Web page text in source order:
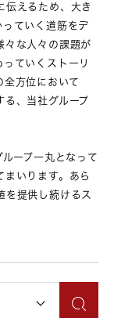
えるため、大き
ていく道筋をデ
々な人々の課題が
ていくストーリ
全方位において
る、当社グループ
ープ一丸となって
いります。あら
を提供し続けるス